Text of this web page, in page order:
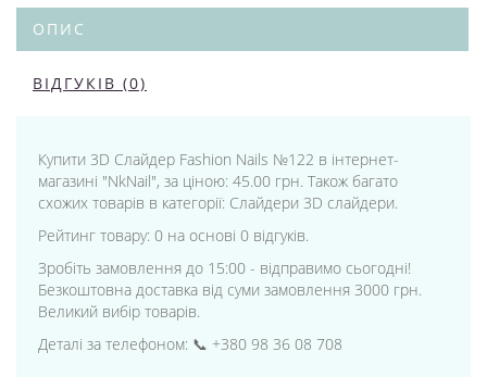
ОПИС
ВІДГУКІВ (0)
Купити 3D Слайдер Fashion Nails №122 в інтернет-
магазині "NkNail", за ціною: 45.00 грн. Також багато
схожих товарів в категорії: Слайдери 3D слайдери.
Рейтинг товару: 0 на основі 0 відгуків.
Зробіть замовлення до 15:00 - відправимо сьогодні!
Безкоштовна доставка від суми замовлення 3000 грн.
Великий вибір товарів.
Деталі за телефоном: 📞 +380 98 36 08 708